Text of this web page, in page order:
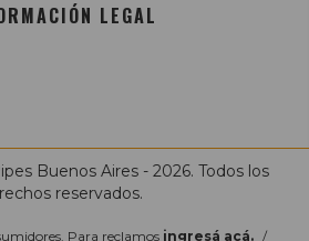
LEGAL
Buenos Aires - 2026. Todos los
reservados.
Para reclamos ingresá acá. /